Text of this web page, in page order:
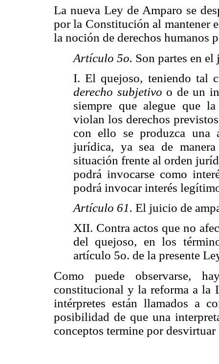
La nueva Ley de Amparo se
por la Constitución al mantener
la noción de derechos humanos
Artículo 5o. Son partes en
I. El quejoso, teniendo tal
derecho subjetivo o de un
siempre que alegue que
violan los derechos
con ello se produzca una
jurídica, ya sea de
situación frente al orden
podrá invocarse como
podrá invocar interés
Artículo 61. El juicio de
XII. Contra actos que no
del quejoso, en los
artículo 5o. de la presente
Como puede observarse,
constitucional y la reforma a la
intérpretes están llamados a
posibilidad de que una
conceptos termine por